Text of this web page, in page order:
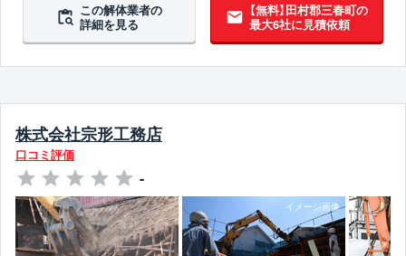
この解体業者の
詳細を見る
【無料】田村郡三春町の
最大6社に見積依頼
株式会社宗形工務店
口コミ評価
-